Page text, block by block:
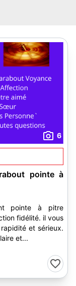
6
pointe à
pointe à pitre
étonnera par sa voyance juste claire et...